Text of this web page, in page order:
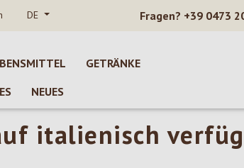
DE Fragen? +39 0473
GETRÄNKE
NEUES
italienisch